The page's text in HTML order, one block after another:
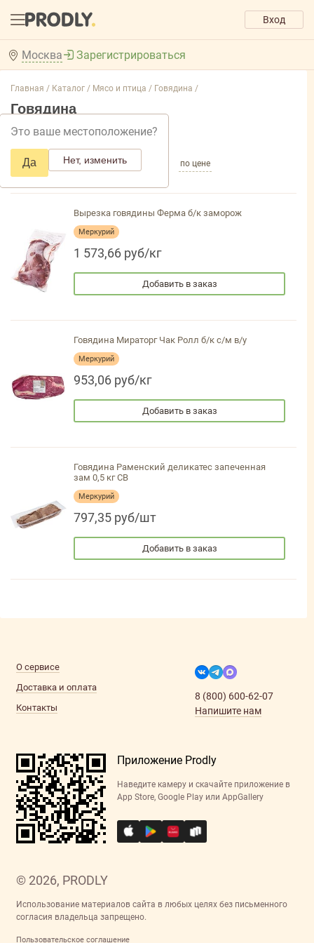
Вход
Москва
Это ваше местоположение?
Да Нет, изменить
Зарегистрироваться
Главная / Каталог / Мясо и птица / Говядина /
Говядина
Добавить фильтр товаров
по популярности по названию по цене
Вырезка говядины Ферма б/к заморож
Меркурий
1 573,66 руб/кг
Добавить в заказ
Говядина Мираторг Чак Ролл б/к с/м в/у
Меркурий
953,06 руб/кг
Добавить в заказ
Говядина Раменский деликатес запеченная
зам 0,5 кг СВ
Меркурий
797,35 руб/шт
Добавить в заказ
© 2026, PRODLY
Использование материалов сайта в любых целях без письменного
согласия владельца запрещено.
Пользовательское соглашение
О сервисе
Доставка и оплата
Контакты
8 (800) 600-62-07
Напишите нам
Приложение Prodly
Наведите камеру и скачайте приложение в
App Store, Google Play или AppGallery